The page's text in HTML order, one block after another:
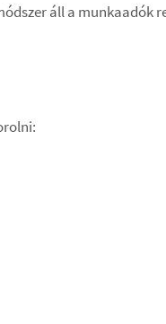
áll a munkaadók